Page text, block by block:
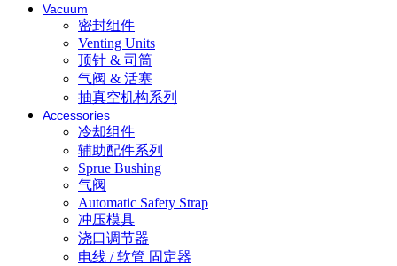
Vacuum
密封组件
Venting Units
顶针 & 司筒
气阀 & 活塞
抽真空机构系列
Accessories
冷却组件
辅助配件系列
Sprue Bushing
气阀
Automatic Safety Strap
冲压模具
浇口调节器
电线 / 软管 固定器